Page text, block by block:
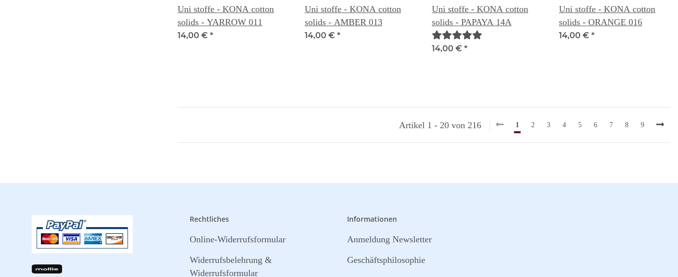
Uni stoffe - KONA cotton
solids - YARROW 011
14,00 € *
Uni stoffe - KONA cotton
solids - AMBER 013
14,00 € *
Uni stoffe - KONA cotton
solids - PAPAYA 14A
14,00 € *
Uni stoffe - KONA cotton
solids - ORANGE 016
14,00 € *
Artikel 1 - 20 von 216 1 2 3 4 5 6 7 8 9
Rechtliches
Online-Widerrufsformular
Widerrufsbelehrung &
Widerrufsformular
Informationen
Anmeldung Newsletter
Geschäftsphilosophie